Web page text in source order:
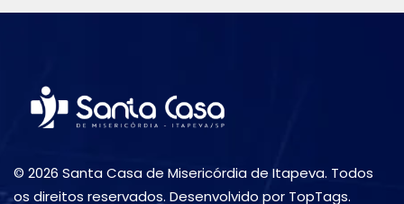
© 2026 Santa Casa de Misericórdia de Itapeva. Todos
os direitos reservados. Desenvolvido por TopTags.